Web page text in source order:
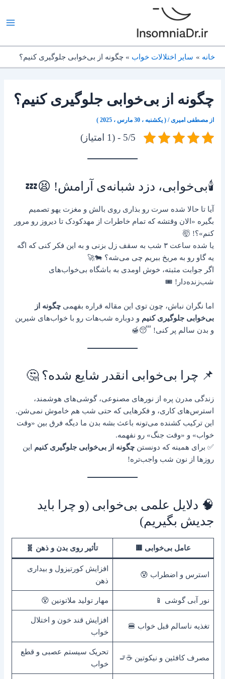
خانه سایر اختلالات خواب چگونه از بی‌خوابی جلوگیری کنیم؟
چگونه از بی‌خوابی جلوگیری کنیم؟
از مصطفی امیری/( یکشنبه ، 30 مارس ، 2025 )
5/5 - (1 امتیاز)
🕯️بی‌خوابی، دزد شبانه‌ی آرامش! 😫💤
آیا تا حالا شده سرت رو بذاری روی بالش و مغزت یهو تصمیم
بگیره «الان وقتشه که تمام خاطرات از مهدکودک تا دیروز رو مرور
کنم»؟! 🤯
یا شده ساعت ۳ شب به سقف زل بزنی و به این فکر کنی که اگه
یه گاو رو به مریخ ببریم چی می‌شه؟ 🐄🚀
اگر جوابت مثبته، خوش اومدی به باشگاه بی‌خواب‌های
شب‌زنده‌دار! 🎟️
اما نگران نباش، چون توی این مقاله قراره بفهمیچگونه از
بی‌خوابی جلوگیری کنیم و دوباره شب‌هات رو با خواب‌های شیرین
و بدن سالم پر کنی! 😴🍯
📌 چرا بی‌خوابی انقدر شایع شده؟ 🤔
زندگی مدرن پره از نورهای مصنوعی، گوشی‌های هوشمند،
استرس‌های کاری، و فکرهایی که حتی شب هم خاموش نمی‌شن.
این ترکیب کشنده می‌تونه باعث بشه بدن ما دیگه فرق بین «وقت
خواب» و «وقت جنگ» رو نفهمه.
✅ برای همینه که دونستنچگونه از بی‌خوابی جلوگیری کنیم این
روزها از نون شب واجب‌تره!
🧠 دلایل علمی بی‌خوابی (و چرا باید
جدیش بگیریم)
عامل بی‌خوابی 🟥 تأثیر روی بدن و ذهن 🧬
استرس و اضطراب 😰
افزایش کورتیزول و بیداری
ذهن
نور آبی گوشی 📱 مهار تولید ملاتونین 😵
تغذیه ناسالم قبل خواب 🍔
افزایش قند خون و اختلال
خواب
مصرف کافئین و نیکوتین ☕🚬
تحریک سیستم عصبی و قطع
خواب